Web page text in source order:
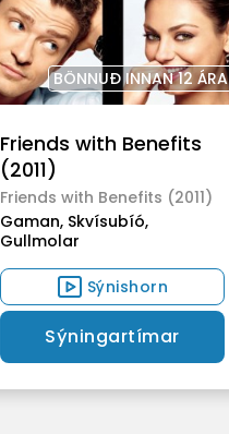
BÖNNUÐ INNAN 12 ÁRA
Friends with Benefits
(2011)
Friends with Benefits (2011)
Gaman, Skvísubíó,
Gullmolar
Sýnishorn
Sýningartímar